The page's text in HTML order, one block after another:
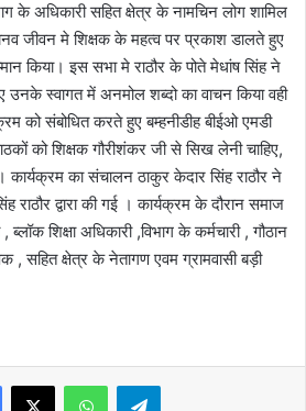
के अधिकारी सहित क्षेत्र के नामचिन लोग शामिल
जीवन मे शिक्षक के महत्व पर प्रकाश डालते हुए
किया। इस सभा मे राठौर के पोते मेधांष सिंह ने
स्वागत में अनमोल शब्दो का वाचन किया वही
को संबोधित करते हुए बम्हनीडीह बीईओ एमडी
को शिक्षक गौरीशंकर जी से सिख लेनी चाहिए,
का संचालन ठाकुर केदार सिंह राठौर ने
द्वारा की गई । कार्यक्रम के दौरान समाज
शिक्षा अधिकारी ,विभाग के कर्मचारी , गौठान
, सहित क्षेत्र के नेतागण एवम ग्रामवासी बड़ी
WhatsAppTelegram